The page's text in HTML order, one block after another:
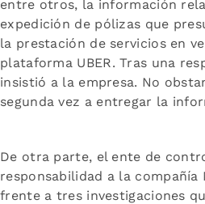
entre otros, la información
expedición de pólizas que
la prestación de servicios en
plataforma UBER. Tras una
insistió a la empresa. No
segunda vez a entregar la
De otra parte, el ente de
responsabilidad a la compañía
frente a tres investigaciones